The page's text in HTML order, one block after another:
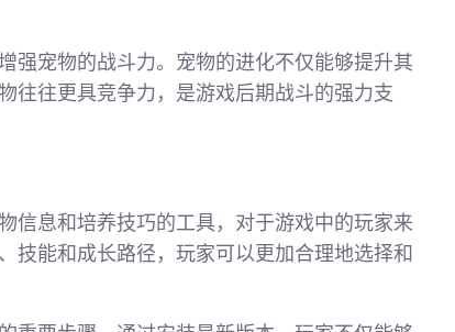
强宠物的战斗力。宠物的进化不仅能够提升其
往往更具竞争力，是游戏后期战斗的强力支
信息和培养技巧的工具，对于游戏中的玩家来
技能和成长路径，玩家可以更加合理地选择和